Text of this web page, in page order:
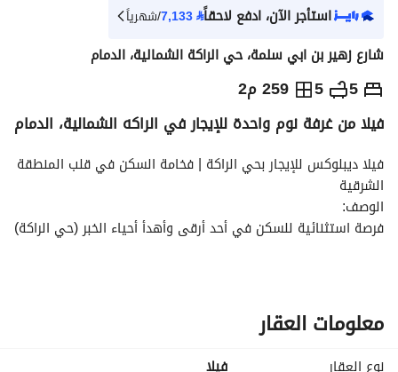
استأجر الآن، ادفع لاحقاً⃁
7,133/شهرياً
شارع زهير بن ابي سلمة، حي الراكة الشمالية، الدمام
5
5 259 م2 ⃁
80,000سنوياً
الإعلان الاماكن القريبة
فيلا من غرفة نوم واحدة للإيجار في الراكه الشمالية، الدمام
الشرقية
الوصف:
فرصة استثنائية للسكن في أحد أرقى وأهدأ أحياء الخبر (حي الراكة)
الموقع المميز:
معلومات العقار
نوع العقار
فیلا